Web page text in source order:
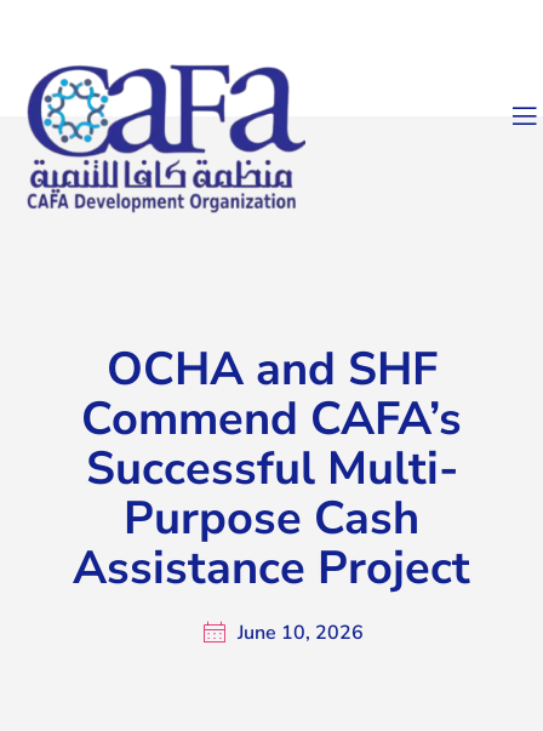
OCHA and SHF
Commend CAFA’s
Successful Multi-
Purpose Cash
Assistance Project
June 10, 2026